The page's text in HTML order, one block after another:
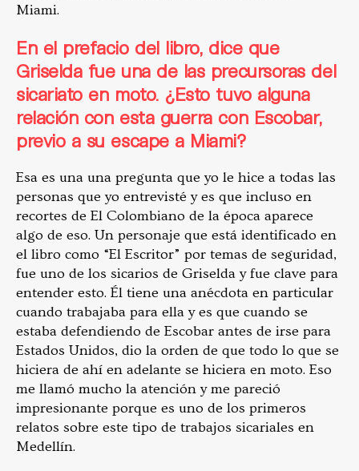
Miami.
En el prefacio del libro, dice que
Griselda fue una de las precursoras del
sicariato en moto. ¿Esto tuvo alguna
relación con esta guerra con Escobar,
previo a su escape a Miami?
Esa es una una pregunta que yo le hice a todas las
personas que yo entrevisté y es que incluso en
recortes de El Colombiano de la época aparece
algo de eso. Un personaje que está identificado en
el libro como “El Escritor” por temas de seguridad,
fue uno de los sicarios de Griselda y fue clave para
entender esto. Él tiene una anécdota en particular
cuando trabajaba para ella y es que cuando se
estaba defendiendo de Escobar antes de irse para
Estados Unidos, dio la orden de que todo lo que se
hiciera de ahí en adelante se hiciera en moto. Eso
me llamó mucho la atención y me pareció
impresionante porque es uno de los primeros
relatos sobre este tipo de trabajos sicariales en
Medellín.